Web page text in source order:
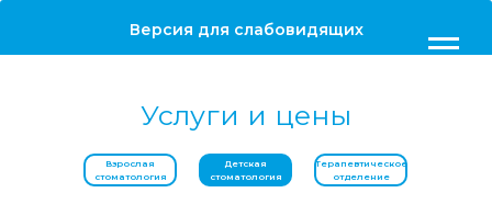
Версия для слабовидящих
Услуги и цены
Взрослая
стоматология
Детская
стоматология
Терапевтическое
отделение